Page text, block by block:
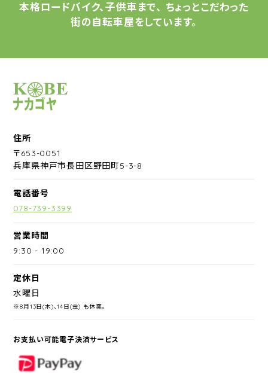
本格ロードバイク、子供車まで、 ちょっとこだわった
街の自転車屋をしています。
サイクルショップナカゴヤ
住所
〒653-0051
兵庫県神戸市長田区野田町5-3-8
電話番号
078-739-3399
営業時間
9:30 -19:00
定休日
水曜日
※8月13日(木)、14日(金) も休業。
お支払い可能電子決済サービス
PayPay